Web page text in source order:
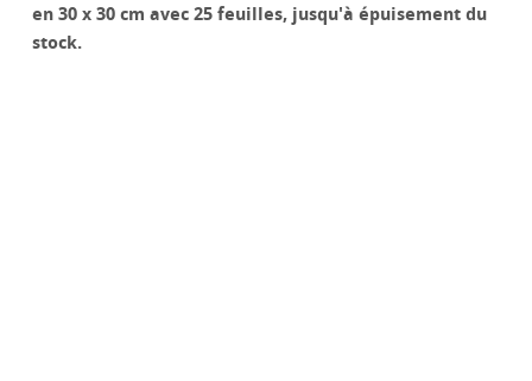
en 30 x 30 cm avec 25 feuilles, jusqu'à épuisement du
stock.